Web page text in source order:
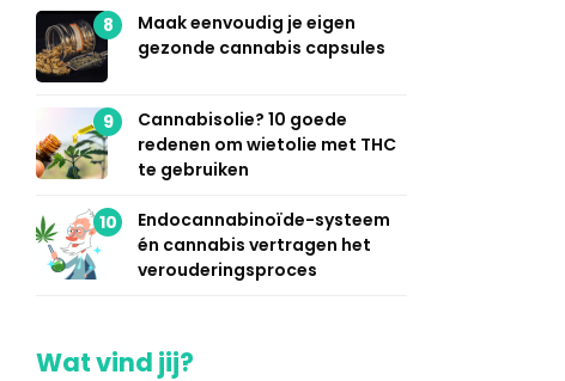
8
Maak eenvoudig je eigen
gezonde cannabis capsules
9
Cannabisolie? 10 goede
redenen om wietolie met THC
te gebruiken
10
Endocannabinoïde-systeem
én cannabis vertragen het
verouderingsproces
Wat vind jij?